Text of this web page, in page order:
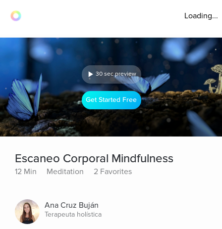
Loading...
30 sec preview
Get Started Free
Escaneo Corporal Mindfulness
12 Min Meditation 2 Favorites
Ana Cruz Buján
Terapeuta holística